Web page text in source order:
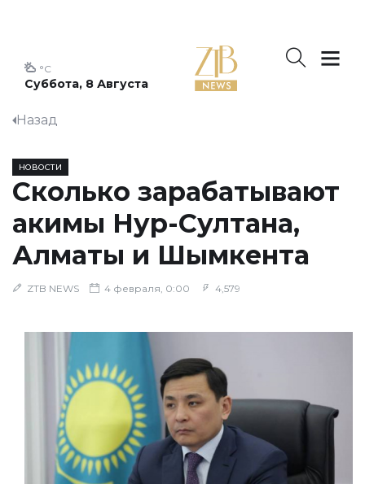
Суббота, 8 Августа
°C
Назад
НОВОСТИ
Сколько зарабатывают
акимы Нур-Султана,
Алматы и Шымкента
ZTB NEWS 4 февраля, 0:00 4,579